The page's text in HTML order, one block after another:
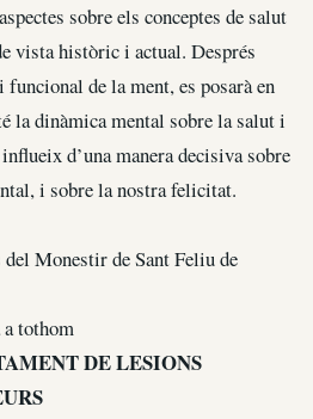
sobre els conceptes de salut
vista històric i actual. Després
de la ment, es posarà en
la dinàmica mental sobre la salut i
d’una manera decisiva sobre
i sobre la nostra felicitat.
Monestir de Sant Feliu de
tothom
DE LESIONS